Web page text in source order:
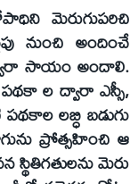
మెరుగుపరిచి
నుంచి అందించే
సాయం అందాలి.
ల ద్వారా ఎస్సీ,
లబ్ధి బడుగు
ప్రోత్సహించి ఆ
మెరు